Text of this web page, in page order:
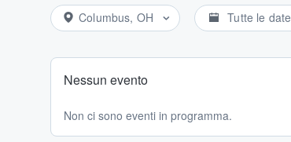
Columbus, OH Tutte le date
Nessun evento
Non ci sono eventi in programma.